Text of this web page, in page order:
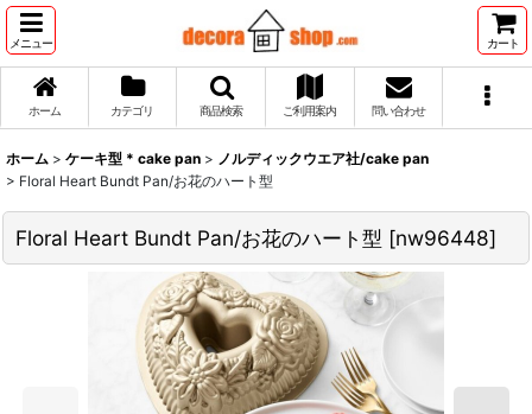
メニュー カート
ホーム カテゴリ 商品検索 ご利用案内 問い合わせ
ホーム > ケーキ型 * cake pan > ノルディックウエア社/cake pan
> Floral Heart Bundt Pan/お花のハート型
Floral Heart Bundt Pan/お花のハート型 [nw96448]